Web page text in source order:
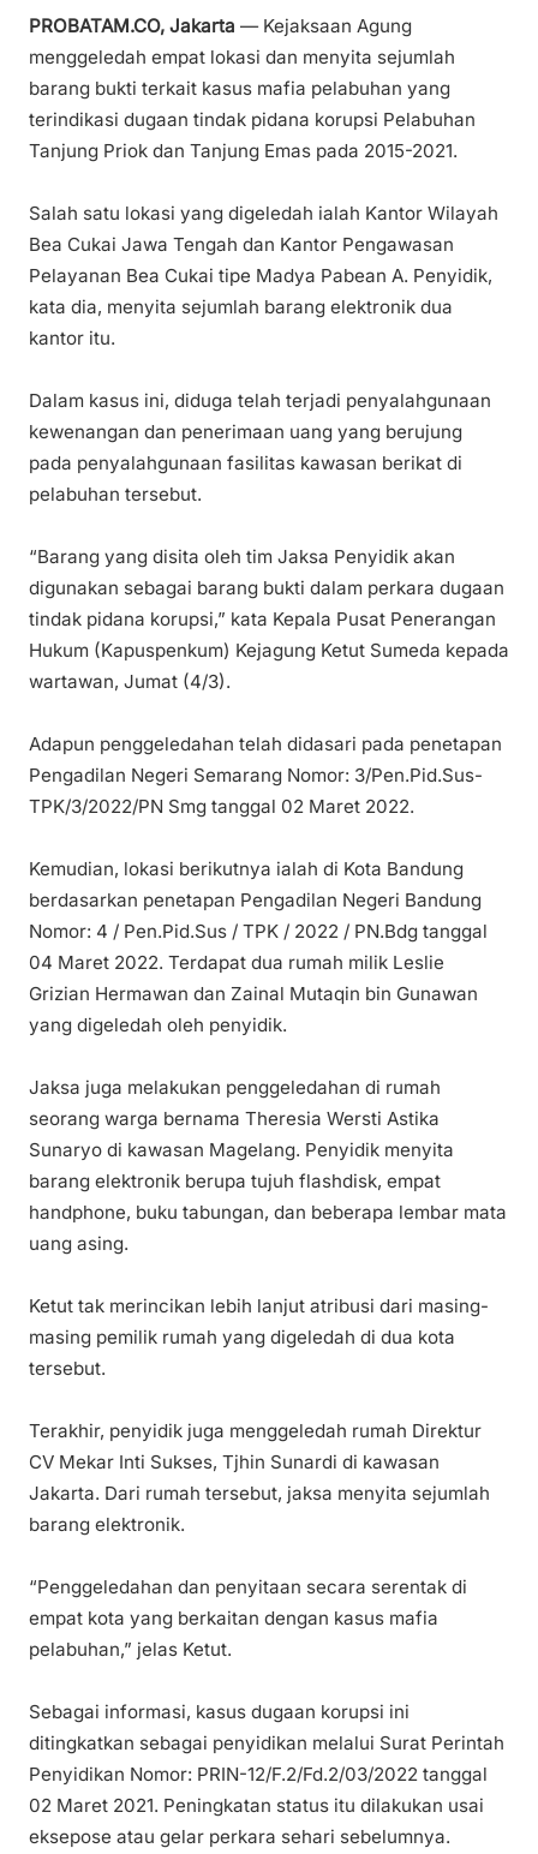
PROBATAM.CO, Jakarta — Kejaksaan Agung
menggeledah empat lokasi dan menyita sejumlah
barang bukti terkait kasus mafia pelabuhan yang
terindikasi dugaan tindak pidana korupsi Pelabuhan
Tanjung Priok dan Tanjung Emas pada 2015-2021.
Salah satu lokasi yang digeledah ialah Kantor Wilayah
Bea Cukai Jawa Tengah dan Kantor Pengawasan
Pelayanan Bea Cukai tipe Madya Pabean A. Penyidik,
kata dia, menyita sejumlah barang elektronik dua
kantor itu.
Dalam kasus ini, diduga telah terjadi penyalahgunaan
kewenangan dan penerimaan uang yang berujung
pada penyalahgunaan fasilitas kawasan berikat di
pelabuhan tersebut.
“Barang yang disita oleh tim Jaksa Penyidik akan
digunakan sebagai barang bukti dalam perkara dugaan
tindak pidana korupsi,” kata Kepala Pusat Penerangan
Hukum (Kapuspenkum) Kejagung Ketut Sumeda kepada
wartawan, Jumat (4/3).
Adapun penggeledahan telah didasari pada penetapan
Pengadilan Negeri Semarang Nomor: 3/Pen.Pid.Sus-
TPK/3/2022/PN Smg tanggal 02 Maret 2022.
Kemudian, lokasi berikutnya ialah di Kota Bandung
berdasarkan penetapan Pengadilan Negeri Bandung
Nomor: 4 / Pen.Pid.Sus / TPK / 2022 / PN.Bdg tanggal
04 Maret 2022. Terdapat dua rumah milik Leslie
Grizian Hermawan dan Zainal Mutaqin bin Gunawan
yang digeledah oleh penyidik.
Jaksa juga melakukan penggeledahan di rumah
seorang warga bernama Theresia Wersti Astika
Sunaryo di kawasan Magelang. Penyidik menyita
barang elektronik berupa tujuh flashdisk, empat
handphone, buku tabungan, dan beberapa lembar mata
uang asing.
Ketut tak merincikan lebih lanjut atribusi dari masing-
masing pemilik rumah yang digeledah di dua kota
tersebut.
Terakhir, penyidik juga menggeledah rumah Direktur
CV Mekar Inti Sukses, Tjhin Sunardi di kawasan
Jakarta. Dari rumah tersebut, jaksa menyita sejumlah
barang elektronik.
“Penggeledahan dan penyitaan secara serentak di
empat kota yang berkaitan dengan kasus mafia
pelabuhan,” jelas Ketut.
Sebagai informasi, kasus dugaan korupsi ini
ditingkatkan sebagai penyidikan melalui Surat Perintah
Penyidikan Nomor: PRIN-12/F.2/Fd.2/03/2022 tanggal
02 Maret 2021. Peningkatan status itu dilakukan usai
eksepose atau gelar perkara sehari sebelumnya.